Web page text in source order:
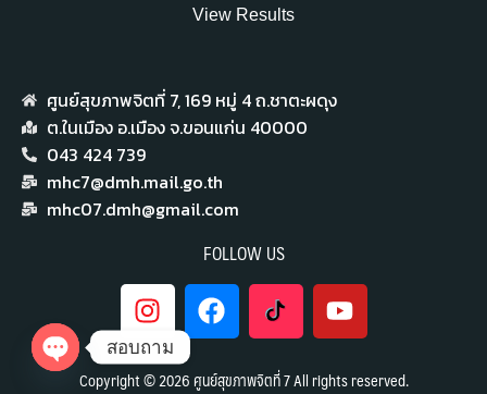
View Results
ศูนย์สุขภาพจิตที่ 7,​ 169 หมู่ 4 ถ.ชาตะผดุง
ต.ในเมือง อ.เมือง จ.ขอนแก่น 40000
043 424 739
mhc7@dmh.mail.go.th
mhc07.dmh@gmail.com
FOLLOW US
Copyright © 2026 ศูนย์สุขภาพจิตที่ 7 All rights reserved.
สอบถาม
Open chaty